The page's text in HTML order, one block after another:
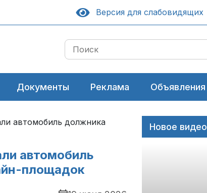
Версия для слабовидящих
Документы Реклама Объявления
автомобиль должника
автомобиль
площадок
Новое видео